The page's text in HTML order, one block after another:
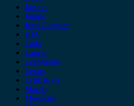
Jaecoo
Jaguar
Jeep Chrysler
KIA
Lada
Lancia
Leapmotor
Lexus
Lynk & co
Mazda
Mercedes